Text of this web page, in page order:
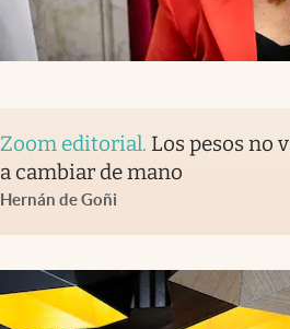
Zoom editorial. Los pesos no
a cambiar de mano
Hernán de Goñi